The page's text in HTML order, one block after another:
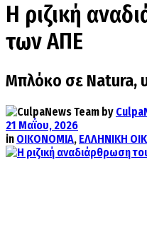
Η ριζική
των ΑΠΕ
Μπλόκο σε Natura,
by
21 Μαΐου, 2026
in ΟΙΚΟΝΟΜΙΑ, ΕΛΛΗΝΙΚΗ